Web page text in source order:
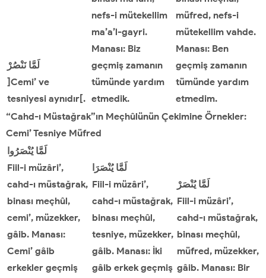
لَمَّا نَنْصُرْ
]Cemi’ ve
tesniyesi aynıdır[.
nefs-i mütekellim
ma’a’l-gayri.
Manası: Biz
geçmiş zamanın
tümünde yardım
etmedik.
müfred, nefs-i
mütekellim vahde.
Manası: Ben
geçmiş zamanın
tümünde yardım
etmedim.
“Cahd-ı Müstağrak”ın Meçhûlünün Çekimine Örnekler:
Cemi’Tesniye Müfred
لَمَّا يُنْصَرُوا
Fiil-i müzâri’,
cahd-ı müstağrak,
binası meçhûl,
cemi’, müzekker,
gâib. Manası:
Cemi’ gâib
erkekler geçmiş
لَمَّا يُنْصَرَا
Fiil-i müzâri’,
cahd-ı müstağrak,
binası meçhûl,
tesniye, müzekker,
gâib. Manası: İki
gâib erkek geçmiş
لَمَّا يُنْصَرْ
Fiil-i müzâri’,
cahd-ı müstağrak,
binası meçhûl,
müfred, müzekker,
gâib. Manası: Bir